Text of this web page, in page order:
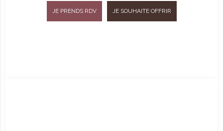
JE PRENDS RDV JE SOUHAITE OFFRIR